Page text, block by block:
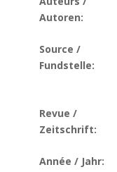
Autoren:
Source /
Fundstelle:
Revue /
Zeitschrift:
Année / Jahr: